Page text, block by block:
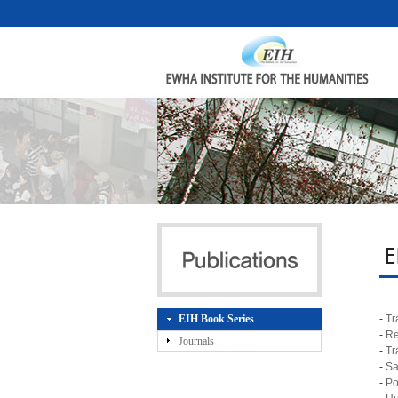
EIH Book Series
Journals
-
-
-
-
-